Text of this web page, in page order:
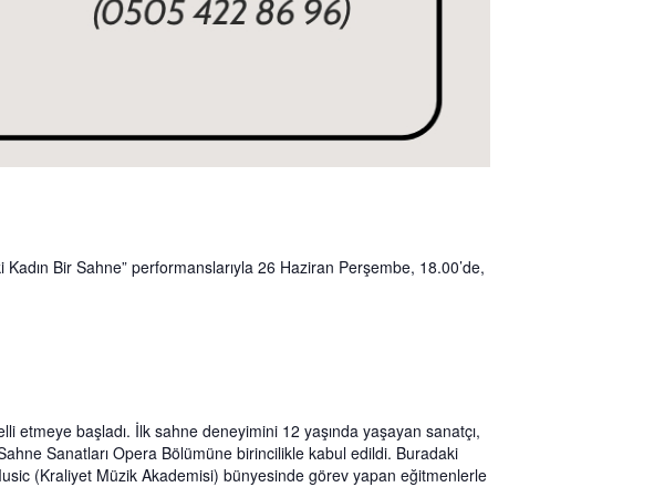
Bir Sahne” performanslarıyla 26 Haziran Perşembe, 18.00’de,
başladı. İlk sahne deneyimini 12 yaşında yaşayan sanatçı,
Sanatları Opera Bölümüne birincilikle kabul edildi. Buradaki
(Kraliyet Müzik Akademisi) bünyesinde görev yapan eğitmenlerle